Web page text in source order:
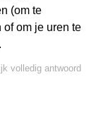
(om te
of om je uren te
volledig antwoord